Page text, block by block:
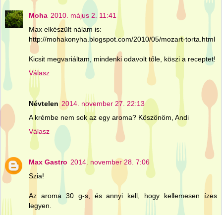
Moha 2010. május 2. 11:41
Max elkészült nálam is:
http://mohakonyha.blogspot.com/2010/05/mozart-torta.html
Kicsit megvariáltam, mindenki odavolt tőle, köszi a receptet!
Válasz
Névtelen 2014. november 27. 22:13
A krémbe nem sok az egy aroma? Köszönöm, Andi
Válasz
Max Gastro 2014. november 28. 7:06
Szia!
Az aroma 30 g-s, és annyi kell, hogy kellemesen ízes
legyen.